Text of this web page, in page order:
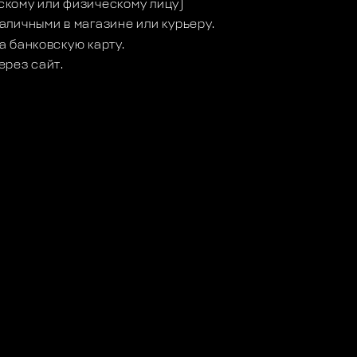
или физическому лицу)
в магазине или курьеру.
банковскую карту.
сайт.